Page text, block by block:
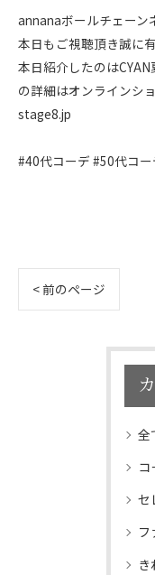
annanaボールチェーン
本日もご視聴頂き誠に
本日紹介したのは
の詳細はオンラインシ
stage8.jp
#40代コーデ #50代コ
< 前のページ
全
コ
セ
フ